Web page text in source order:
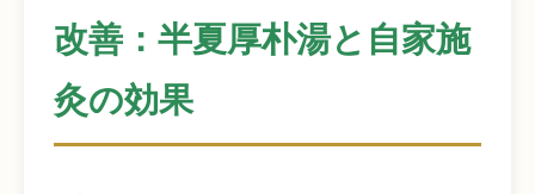
改善：半夏厚朴湯と自家施
灸の効果